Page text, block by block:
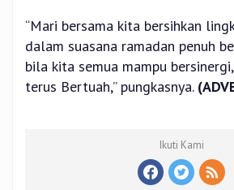
“Mari bersama kita bersihkan
dalam suasana ramadan penuh
bila kita semua mampu
terus Bertuah,” pungkasnya.
Ikuti Kami